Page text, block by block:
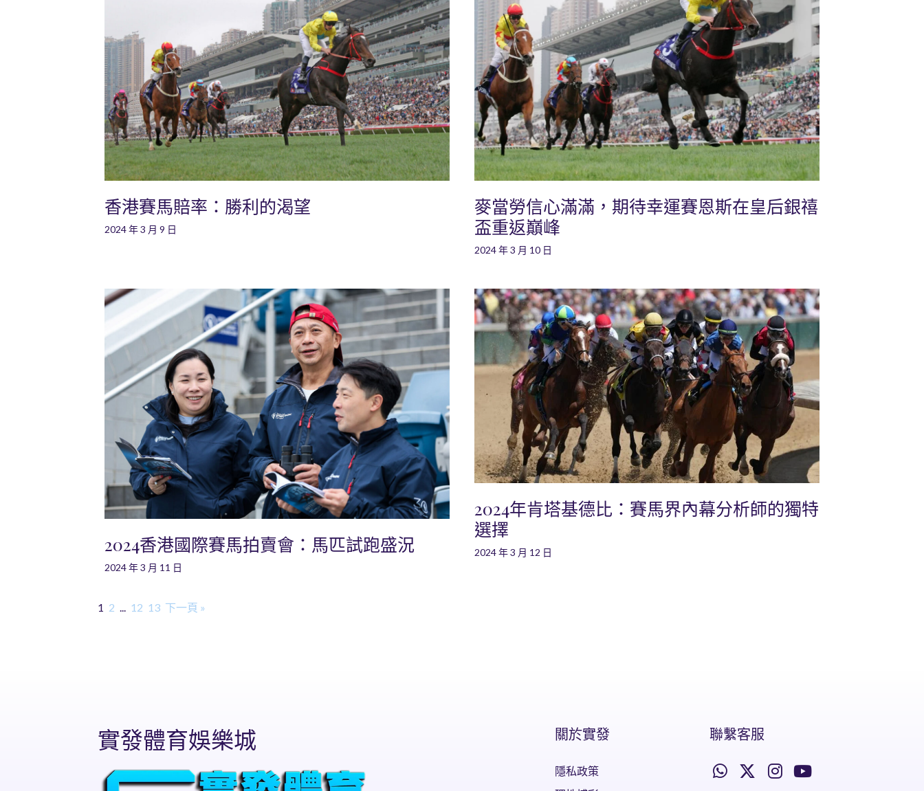
香港賽馬賠率：勝利的渴望
2024 年 3 月 9 日
麥當勞信心滿滿，期待幸運賽恩斯在皇后銀禧
盃重返巔峰
2024 年 3 月 10 日
2024香港國際賽馬拍賣會：馬匹試跑盛況
2024 年 3 月 11 日
2024年肯塔基德比：賽馬界內幕分析師的獨特
選擇
2024 年 3 月 12 日
1 2 ... 12 13 下一頁 »
實發體育娛樂城 關於實發
隱私政策
聯繫客服